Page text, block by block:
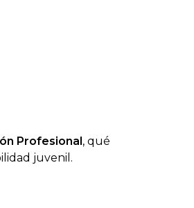
Profesional, qué
juvenil.